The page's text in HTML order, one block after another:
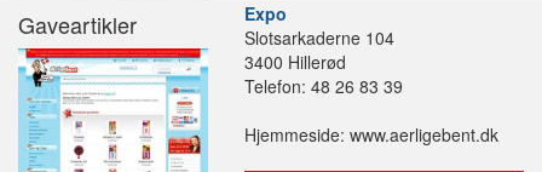
Gaveartikler
Expo
Slotsarkaderne 104
3400 Hillerød
Telefon: 48 26 83 39
Hjemmeside: www.aerligebent.dk